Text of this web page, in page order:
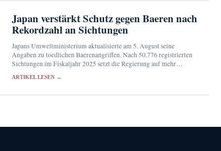
Japan verstärkt Schutz gegen Baeren nach
Rekordzahl an Sichtungen
Japans Umweltministerium aktualisierte am 5. August seine
Angaben zu toedlichen Baerenangriffen. Nach 50.776 registrierten
Sichtungen im Fiskaljahr 2025 setzt die Regierung auf mehr
ARTIKEL LESEN →